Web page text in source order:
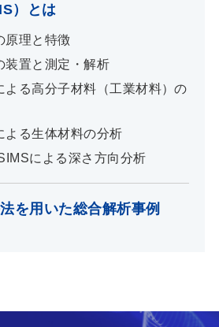
）とは
原理と特徴
装置と測定・解析
よる高分子材料（工業材料）の
よる生体材料の分析
による深さ方向分析
を用いた総合解析事例